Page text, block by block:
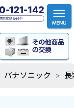
パナソニック